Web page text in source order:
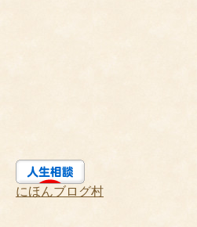
にほんブログ村